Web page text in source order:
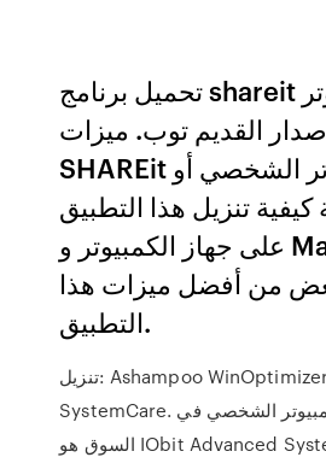
تحميل برنامج shareit للكمبيوتر
القديم توب. ميزات
SHAREit للكمبيوتر الشخصي أو Mac:
تنزيل هذا التطبيق
على جهاز الكمبيوتر و Mac حان الوقت
من أفضل ميزات هذا
التطبيق.
تنزيل: Ashampoo WinOptimizer. IObit Advanced
SystemCare. أفضل منظف للكمبيوتر الشخصي في
السوق هو IObit Advanced SystemCare. يوفر